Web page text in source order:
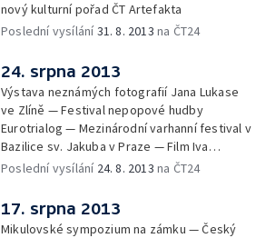
nový kulturní pořad ČT Artefakta
Poslední vysílání31. 8. 2013 na ČT24
24. srpna 2013
Výstava neznámých fotografií Jana Lukase
ve Zlíně — Festival nepopové hudby
Eurotrialog — Mezinárodní varhanní festival v
Bazilice sv. Jakuba v Praze — Film Iva
Bystřičana Mých posledních 150 000 cigaret
Poslední vysílání 24. 8. 2013 na ČT24
17. srpna 2013
Mikulovské sympozium na zámku — Český